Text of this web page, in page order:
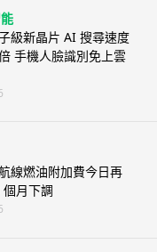
級新晶片 AI 搜尋速度
手機人臉識別免上雲
線燃油附加費今日再
月下調